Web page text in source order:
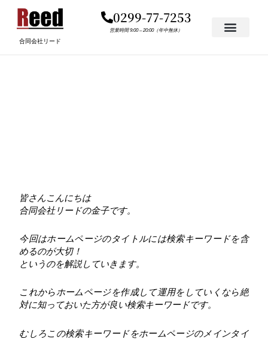
キ
合同会社リード
0299-77-7253
営業時間 9:00 – 20:00（年中無休）
皆さんこんにちは
合同会社リードの金子です。
今回はホームページのタイトルには検索キーワードを含
めるのが大切！
というのを解説していきます。
これからホームページを作成して運用をしていくなら絶
対に知っておいた方が良い検索キーワードです。
むしろこの検索キーワードをホームページのメインタイ